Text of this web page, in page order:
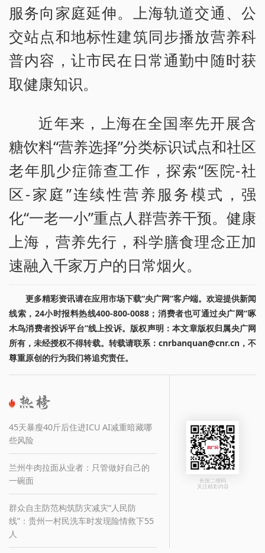
服务向家庭延伸。上海轨道交通、公
交站点和地标性建筑同步播放营养科
普内容，让市民在日常通勤中随时获
取健康知识。
近年来，上海在全国率先开展含
糖饮料“营养选择”分类标识试点和社区
老年肌少症筛查工作，探索“医院-社
区-家庭”连续性营养服务模式，强
化“一老一小”重点人群营养干预。健康
上海，营养先行，科学膳食理念正加
速融入千家万户的日常烟火。
更多精彩资讯请在应用市场下载“央广网”客户端。欢迎提供新闻
线索，24小时报料热线400-800-0088；消费者也可通过央广网“啄
木鸟消费者投诉平台”线上投诉。版权声明：本文章版权归属央广网
所有，未经授权不得转载。转载请联系：cnrbanquan@cnr.cn，不
尊重原创的行为我们将追究责任。
45天暴瘦40斤后住进ICU AI减重暗藏哪
些风险
兰州牛肉拉面从业者：只管做好自己的
一碗面
群众自主防范构筑防灾减灾“人民防
线”：贵州一村民洗车时发现险情救下55
人
长按二维码
关注精彩内容